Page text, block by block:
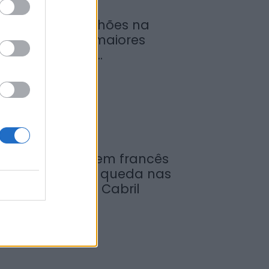
Projeto de 7,1 milhões na
Régua entre os maiores
pelo...
Montalegre: Jovem francês
após queda nas
Sete Lagoas, em Cabril